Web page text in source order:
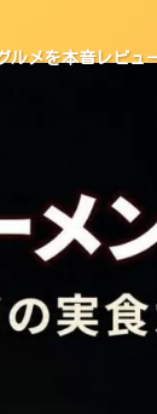
ルメを本音レビュ